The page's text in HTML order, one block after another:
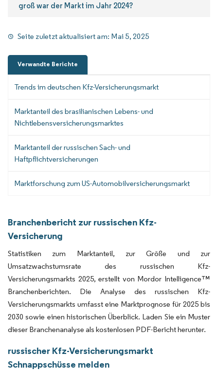
groß war der Markt im Jahr 2024?
Seite zuletzt aktualisiert am: Mai 5, 2025
Verwandte Berichte
Trends im deutschen Kfz-Versicherungsmarkt
Marktanteil des brasilianischen Lebens- und
Nichtlebensversicherungsmarktes
Marktanteil der russischen Sach- und
Haftpflichtversicherungen
Marktforschung zum US-Automobilversicherungsmarkt
Branchenbericht zur russischen Kfz-
Versicherung
Statistiken zum Marktanteil, zur Größe und zur
Umsatzwachstumsrate des russischen Kfz-
Versicherungsmarkts 2025, erstellt von Mordor Intelligence™
Branchenberichten. Die Analyse des russischen Kfz-
Versicherungsmarkts umfasst eine Marktprognose für 2025 bis
2030 sowie einen historischen Überblick. Laden Sie ein Muster
dieser Branchenanalyse als kostenlosen PDF-Bericht herunter.
russischer Kfz-Versicherungsmarkt
Schnappschüsse melden